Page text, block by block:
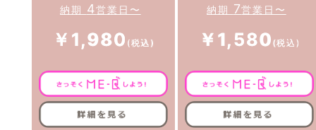
納期 4営業日〜
￥1,980
納期 7営業日〜
￥1,580